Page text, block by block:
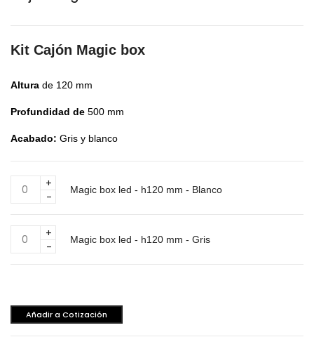
Kit Cajón Magic box
Altura de 120 mm
Profundidad de 500 mm
Acabado: Gris y blanco
Magic
box
h120
Magic box led - h120 mm - Blanco
Magic
box
mm
-
Magic box led - h120 mm - Gris
Añadir a Cotización